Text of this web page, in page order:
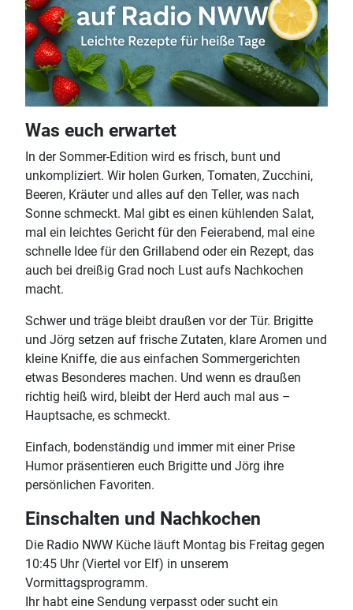
Was euch erwartet
In der Sommer-Edition wird es frisch, bunt und
unkompliziert. Wir holen Gurken, Tomaten, Zucchini,
Beeren, Kräuter und alles auf den Teller, was nach
Sonne schmeckt. Mal gibt es einen kühlenden Salat,
mal ein leichtes Gericht für den Feierabend, mal eine
schnelle Idee für den Grillabend oder ein Rezept, das
auch bei dreißig Grad noch Lust aufs Nachkochen
macht.
Schwer und träge bleibt draußen vor der Tür. Brigitte
und Jörg setzen auf frische Zutaten, klare Aromen und
kleine Kniffe, die aus einfachen Sommergerichten
etwas Besonderes machen. Und wenn es draußen
richtig heiß wird, bleibt der Herd auch mal aus –
Hauptsache, es schmeckt.
Einfach, bodenständig und immer mit einer Prise
Humor präsentieren euch Brigitte und Jörg ihre
persönlichen Favoriten.
Einschalten und Nachkochen
Die Radio NWW Küche läuft Montag bis Freitag gegen
10:45 Uhr (Viertel vor Elf) in unserem
Vormittagsprogramm.
Ihr habt eine Sendung verpasst oder sucht ein